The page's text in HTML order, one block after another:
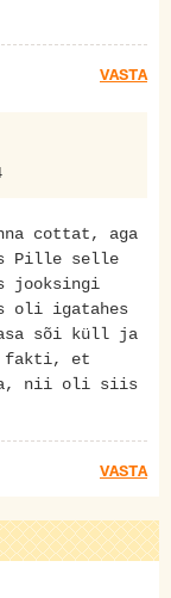
VASTA
cottat, aga
Pille selle
jooksingi
oli igatahes
sõi küll ja
fakti, et
nii oli siis
VASTA